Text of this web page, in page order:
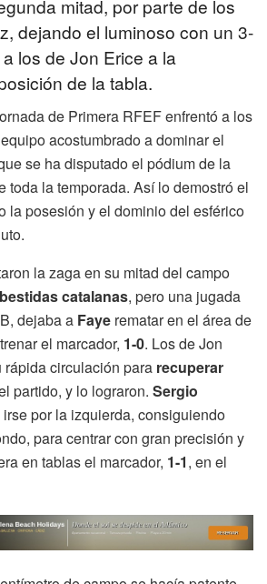
mitad, por parte de los
dejando el luminoso con un 3-
los de Jon Erice a la
de la tabla.
de Primera RFEF enfrentó a los
acostumbrado a dominar el
se ha disputado el pódium de la
toda la temporada. Así lo demostró el
la posesión y el dominio del esférico
la zaga en su mitad del campo
catalanas, pero una jugada
dejaba a Faye rematar en el área de
el marcador, 1-0. Los de Jon
circulación para recuperar
partido, y lo lograron. Sergio
por la izquierda, consiguiendo
para centrar con gran precisión y
en tablas el marcador, 1-1, en el